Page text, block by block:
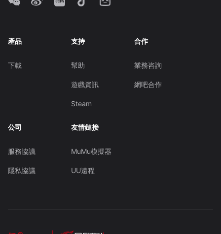
產品
下載
支持
幫助
遊戲資訊
Steam
合作
業務咨詢
網吧合作
公司
服務協議
隱私協議
友情鏈接
MuMu模擬器
UU遠程